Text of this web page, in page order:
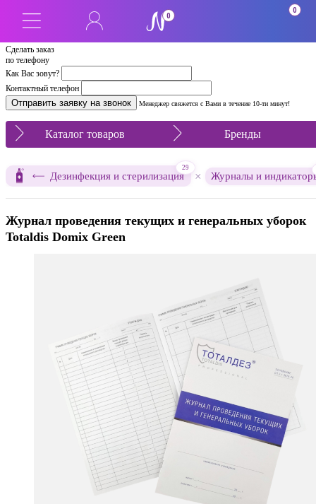
Сделать заказ
по телефону
Как Вас зовут?
Контактный телефон
Менеджер свяжется с Вами в течение 10-ти минут!
0
0
Каталог товаров Бренды
Дезинфекция и стерилизация
29
× Журналы и
Журнал проведения текущих и генеральных уборок
Totaldis Domix Green